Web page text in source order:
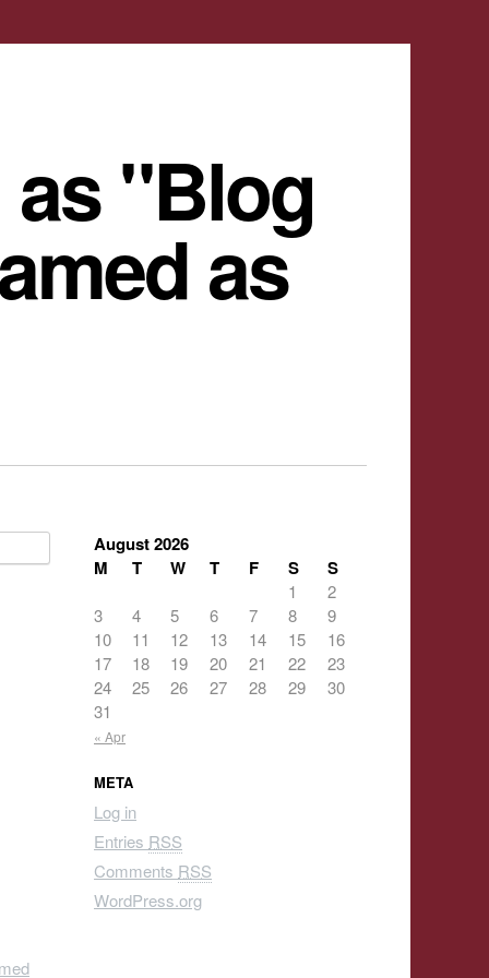
"Blog
as
August 2026
M
T W T F S S
« Apr
1
2
3
4 5 6 7 8
9
10
11 12 13 14 15
16
17
18 19 20 21 22
23
24
25 26 27 28 29
30
31
META
Log in
Entries RSS
Comments RSS
WordPress.org